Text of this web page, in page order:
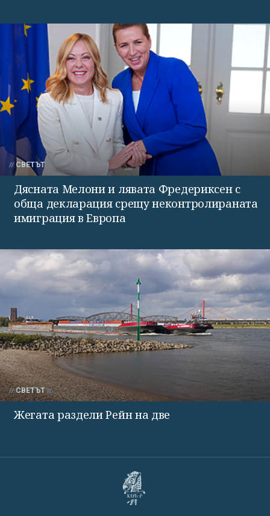
СВЕТЪТ
Дясната Мелони и лявата Фредериксен с
обща декларация срещу неконтролираната
имиграция в Европа
СВЕТЪТ
Жегата раздели Рейн на две